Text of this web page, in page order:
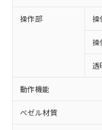
操作部 操
操
透
動作機能
ベゼル材質